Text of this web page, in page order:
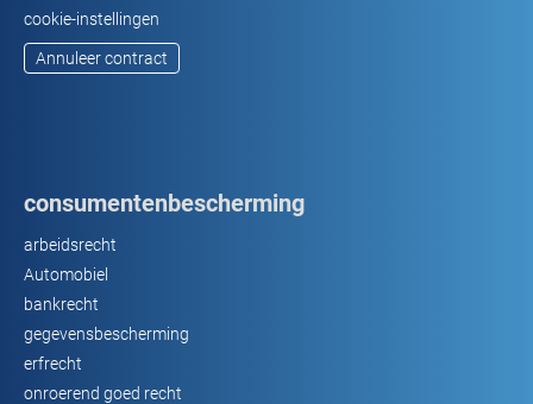
cookie-instellingen
Annuleer contract
consumentenbescherming
arbeidsrecht
Automobiel
bankrecht
gegevensbescherming
erfrecht
onroerend goed recht